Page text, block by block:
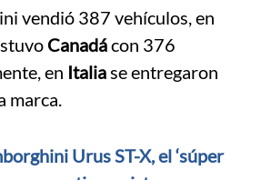
vendió 387 vehículos, en
Canadácon 376
en Italiase entregaron
marca.
Urus ST-X, el ‘súper